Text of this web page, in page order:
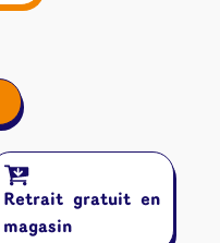
Retrait gratuit en
magasin